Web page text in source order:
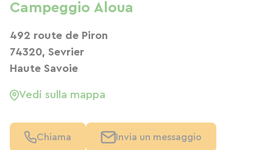
Campeggio Aloua
492 route de Piron
74320, Sevrier
Haute Savoie
Vedi sulla mappa
Chiama Invia un messaggio